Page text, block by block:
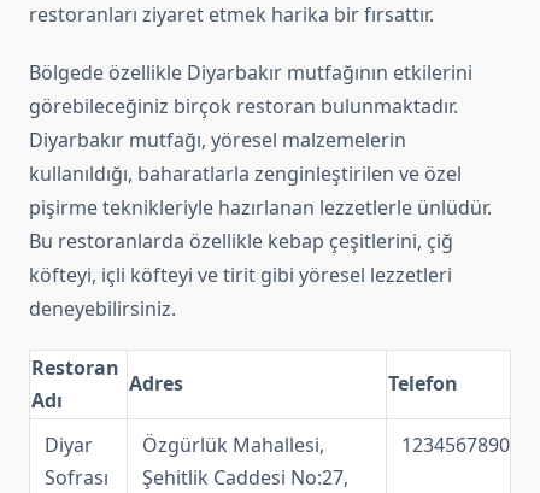
restoranları ziyaret etmek harika bir fırsattır.
Bölgede özellikle Diyarbakır mutfağının etkilerini
görebileceğiniz birçok restoran bulunmaktadır.
Diyarbakır mutfağı, yöresel malzemelerin
kullanıldığı, baharatlarla zenginleştirilen ve özel
pişirme teknikleriyle hazırlanan lezzetlerle ünlüdür.
Bu restoranlarda özellikle kebap çeşitlerini, çiğ
köfteyi, içli köfteyi ve tirit gibi yöresel lezzetleri
deneyebilirsiniz.
Restoran
Adı
Adres Telefon
Diyar
Sofrası
Özgürlük Mahallesi,
Şehitlik Caddesi No:27,
1234567890